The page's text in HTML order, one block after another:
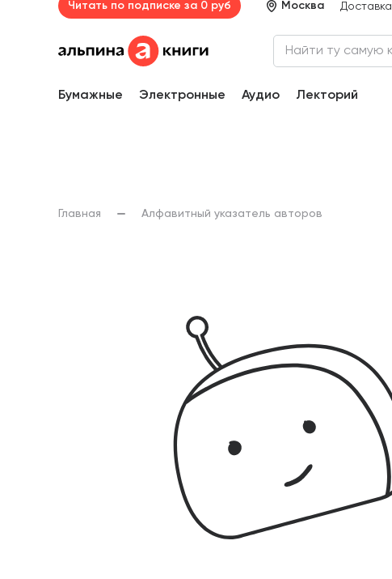
Читать по подписке за 0 руб Москва Доставка
Бумажные Электронные Аудио Лекторий
Главная Алфавитный указатель авторов